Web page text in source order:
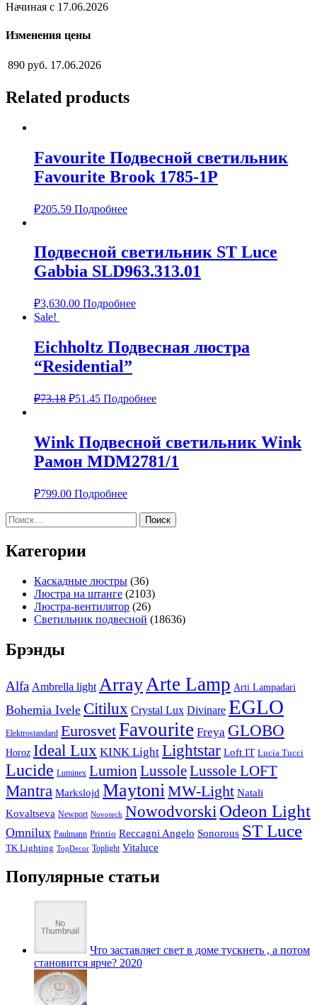
Начиная с 17.06.2026
Изменения цены
890 руб. 17.06.2026
Related products
Favourite Подвесной светильник
Favourite Brook 1785-1P
₽205.59 Подробнее
Подвесной светильник ST Luce
Gabbia SLD963.313.01
₽3,630.00 Подробнее
Sale!
Eichholtz Подвесная люстра
“Residential”
₽73.18 ₽51.45 Подробнее
Wink Подвесной светильник Wink
Рамон MDM2781/1
₽799.00 Подробнее
Найти:
Категории
Каскадные люстры (36)
Люстра на штанге (2103)
Люстра-вентилятор (26)
Светильник подвесной (18636)
Брэнды
Alfa Ambrella light Array Arte Lamp Arti Lampadari
Bohemia Ivele Citilux Crystal Lux Divinare EGLO
Elektrostandard EurosvetFavourite Freya GLOBO
Horoz Ideal Lux KINK Light Lightstar Loft IT Lucia Tucci
Lucide Luminex Lumion LussoleLussole LOFT
Mantra Markslojd Maytoni MW-Light Natali
Kovaltseva Newport Novotech Nowodvorski Odeon Light
Omnilux Paulmann Printio Reccagni Angelo Sonorous ST Luce
TK Lighting TopDecor Toplight Vitaluce
Популярные статьи
Что заставляет свет в доме тускнеть , а потом
становится ярче? 2020